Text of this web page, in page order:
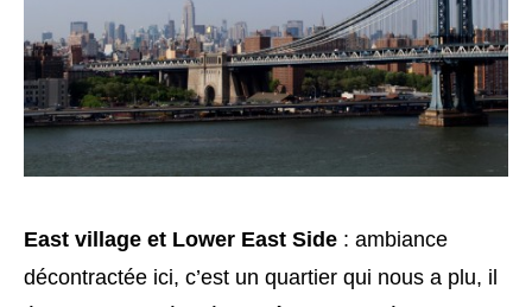
East village et Lower East Side : ambiance
décontractée ici, c’est un quartier qui nous a plu, il